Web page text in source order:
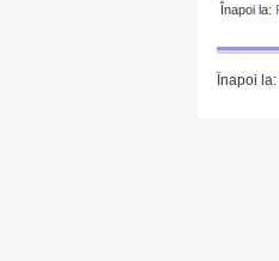
Înapoi la:
Înapoi la: